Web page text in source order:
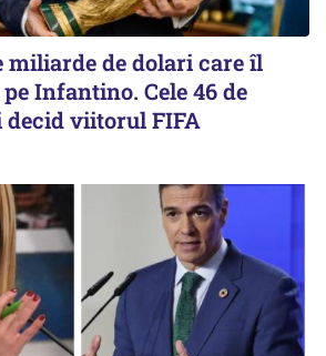
miliarde de dolari care îl
Infantino. Cele 46 de
viitorul FIFA